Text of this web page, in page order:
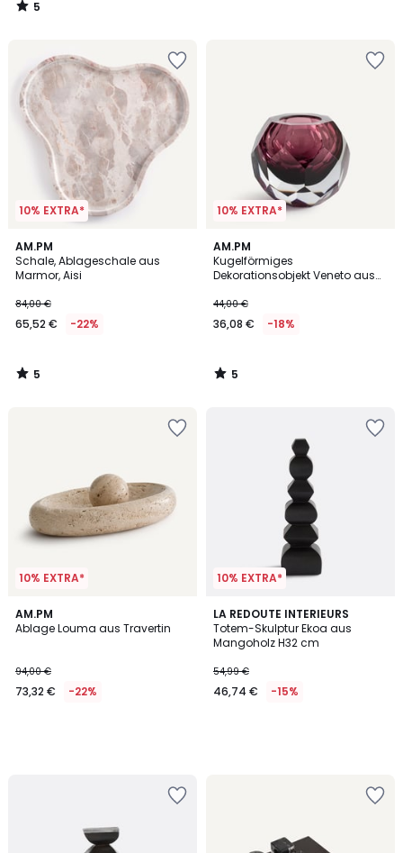
5
/
10% EXTRA*
AM.PM
Schale, Ablageschale aus
Marmor, Aisi
84,00 €
65,52 € -22%
5
/
5
5
/
10% EXTRA*
AM.PM
Kugelförmiges
Dekorationsobjekt Veneto aus
44,00 €
36,08 € -18%
5
/
5
5
/
10% EXTRA*
AM.PM
Ablage Louma aus Travertin
94,00 €
73,32 € -22%
10% EXTRA*
LA REDOUTE INTERIEURS
Totem-Skulptur Ekoa aus
Mangoholz H32 cm
54,99 €
46,74 € -15%